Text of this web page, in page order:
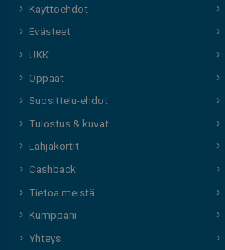
Käyttöehdot
Evästeet
UKK
Oppaat
Suosittelu-ehdot
Tulostus & kuvat
Lahjakortit
Cashback
Tietoa meistä
Kumppani
Yhteys